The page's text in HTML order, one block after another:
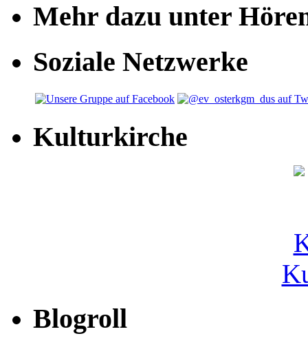
Mehr dazu unter
Soziale Netzwerke
Kulturkirche
Blogroll